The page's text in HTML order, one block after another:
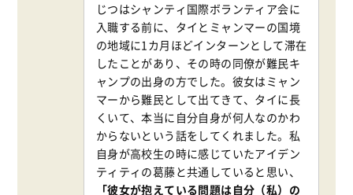
じつはシャンティ国際ボランティア会に
入職する前に、タイとミャンマーの国境
の地域に1カ月ほどインターンとして滞在
したことがあり、その時の同僚が難民キ
ャンプの出身の方でした。彼女はミャン
マーから難民として出てきて、タイに長
くいて、本当に自分自身が何人なのかわ
からないという話をしてくれました。私
自身が高校生の時に感じていたアイデン
ティティの葛藤と共通していると思い、
「彼女が抱えている問題は自分（私）の